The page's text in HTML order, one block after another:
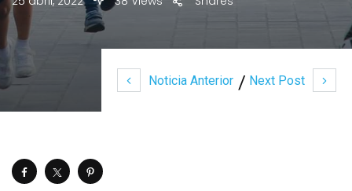
Noticia Anterior Next Post